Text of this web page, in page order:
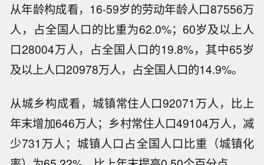
从年龄构成看，16-59岁的劳动年龄人口87556万
人，占全国人口的比重为62.0%；60岁及以上人
口28004万人，占全国人口的19.8%，其中65岁
及以上人口20978万人，占全国人口的14.9%。
从城乡构成看，城镇常住人口92071万人，比上
年末增加646万人；乡村常住人口49104万人，减
少731万人；城镇人口占全国人口比重（城镇化